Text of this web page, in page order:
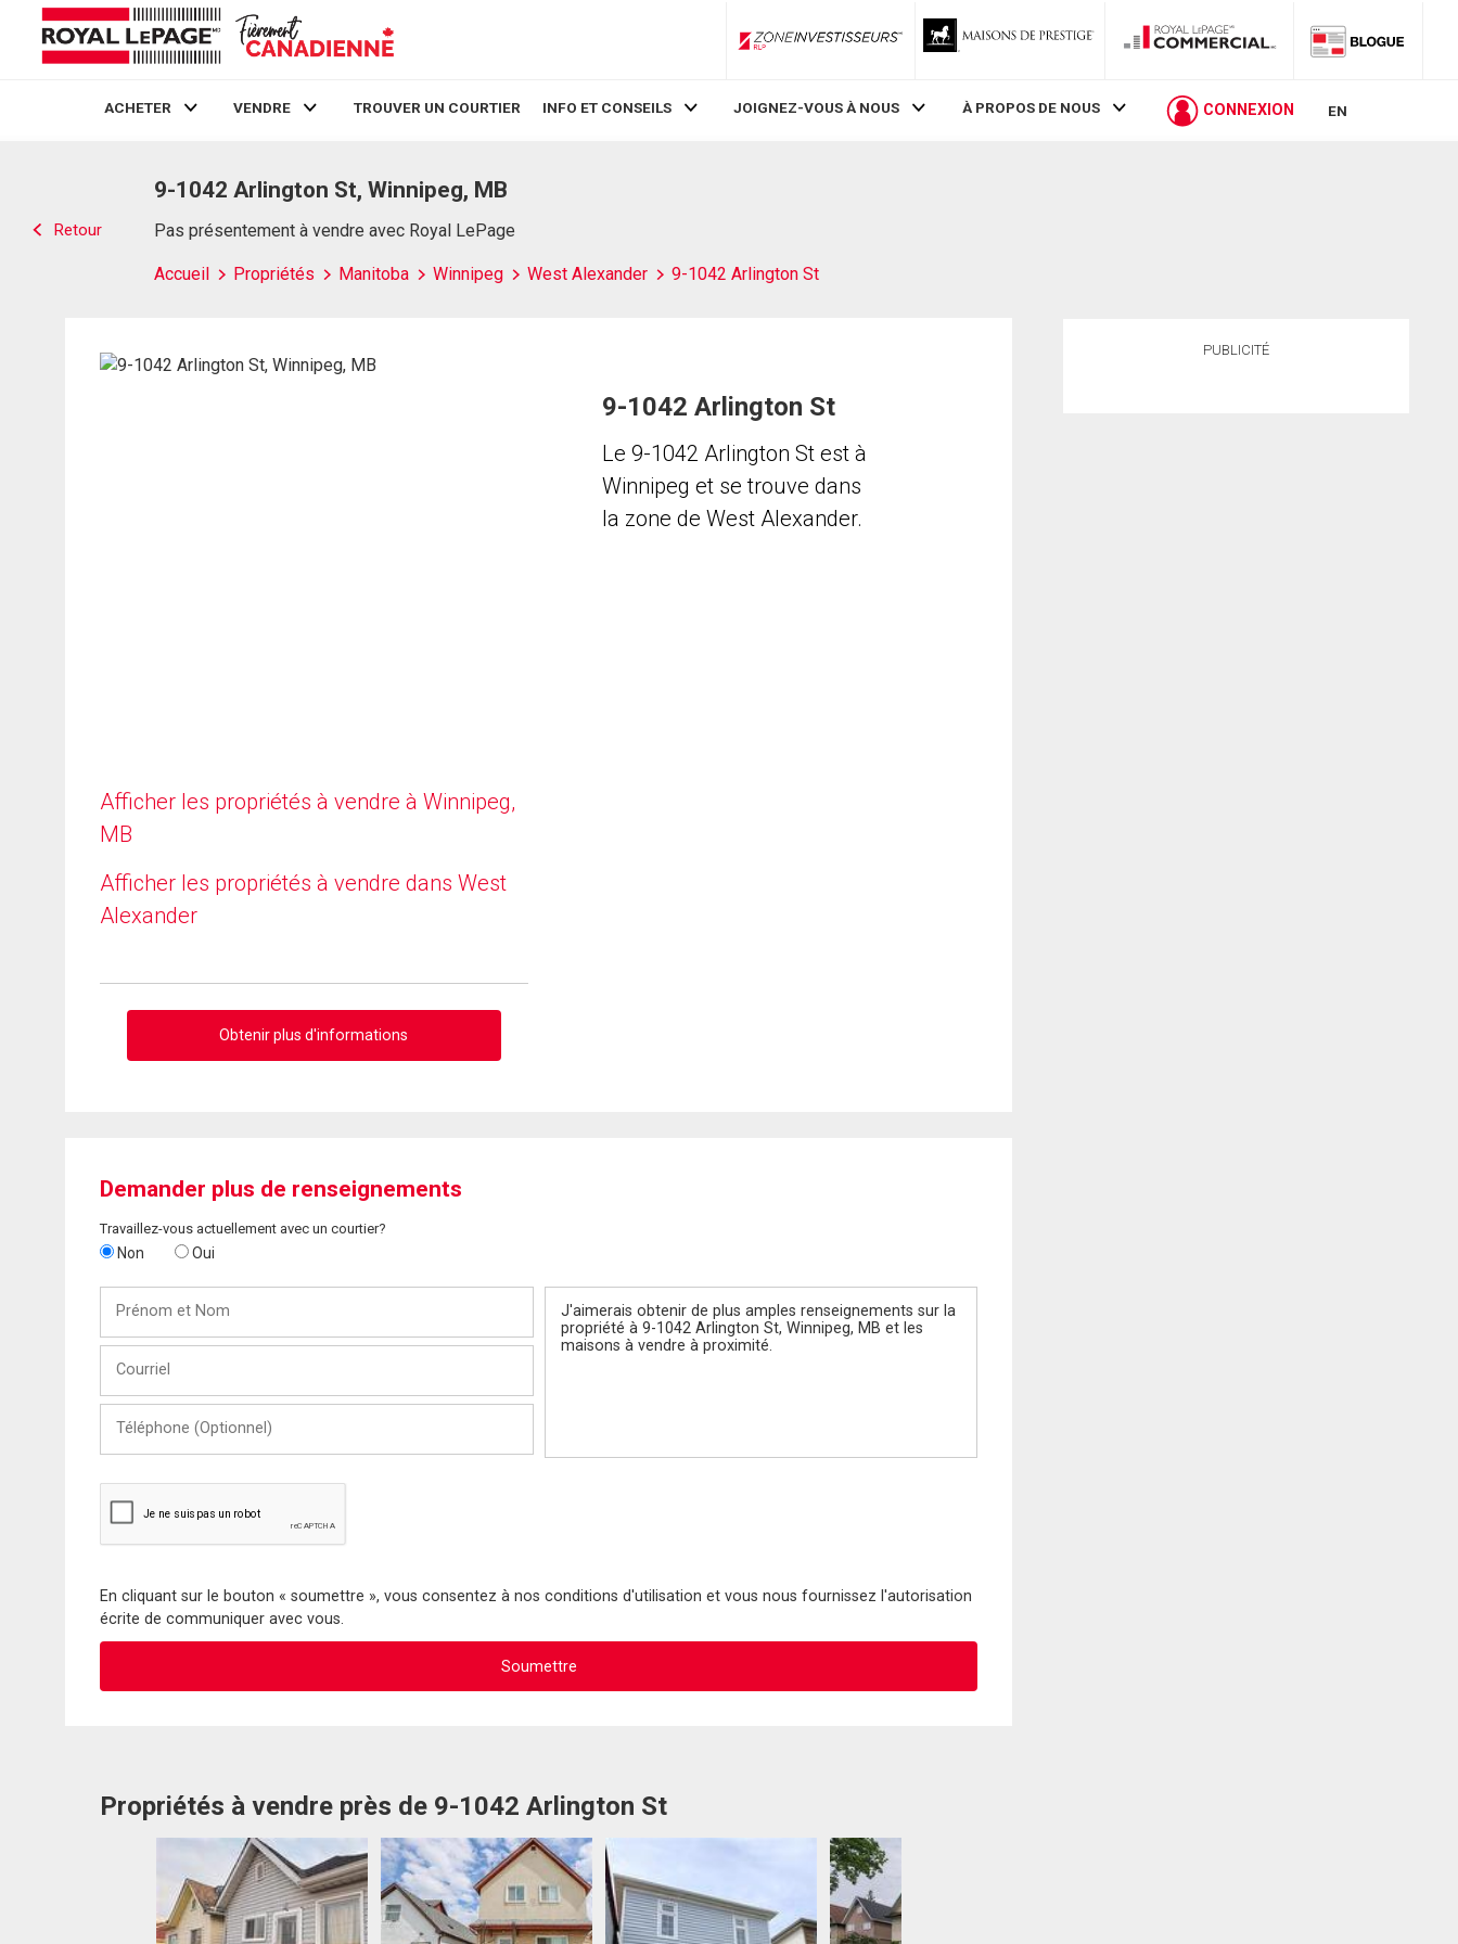
ZoneInvestisseurs RLP
ACHETER VENDRE TROUVER UN COURTIER INFO ET CONSEILS JOIGNEZ-VOUS À NOUS À PROPOS DE NOUS CONNEXION EN
Retour
9-1042 Arlington St, Winnipeg, MB
Pas présentement à vendre avec Royal LePage
Accueil Propriétés Manitoba Winnipeg West Alexander 9-1042 Arlington St
Afficher les propriétés à vendre à Winnipeg,
MB
Afficher les propriétés à vendre dans West
Alexander
Obtenir plus d'informations
9-1042 Arlington St
Le 9-1042 Arlington St est à
Winnipeg et se trouve dans
la zone de West Alexander.
Demander plus de renseignements
Travaillez-vous actuellement avec un courtier?
Non Oui
Nom
(Optionnel)
En cliquant sur le bouton « soumettre », vous consentez à nos conditions d'utilisation et vous nous fournissez l'autorisation
écrite de communiquer avec vous.
Propriétés à vendre près de 9-1042 Arlington St
PUBLICITÉ